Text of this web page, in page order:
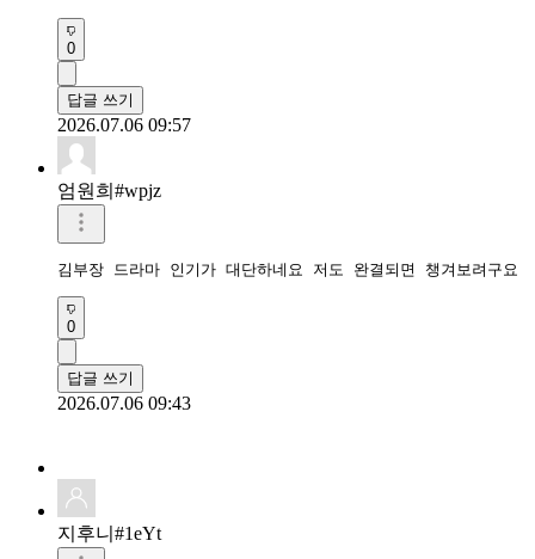
0
답글 쓰기
2026.07.06 09:57
엄원희#wpjz
김부장 드라마 인기가 대단하네요 저도 완결되면 챙겨보려구요
0
답글 쓰기
2026.07.06 09:43
지후니#1eYt